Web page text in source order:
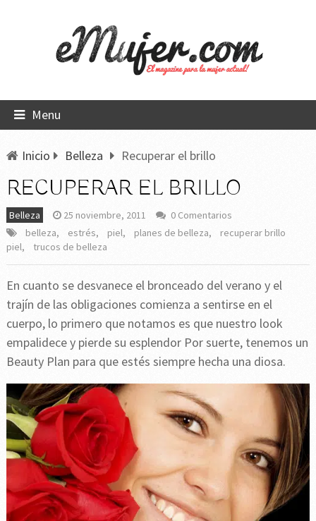
Menu
Inicio Belleza Recuperar el brillo
RECUPERAR EL BRILLO
Belleza 25 noviembre, 2011
0 Comentarios
belleza, estrés, piel, planes de belleza,
recuperar brillo
piel, trucos de belleza
En cuanto se desvanece el bronceado del verano y el
trajín de las obligaciones comienza a sentirse en el
cuerpo, lo primero que notamos es que nuestro look
empalidece y pierde su esplendor Por suerte, tenemos un
Beauty Plan para que estés siempre hecha una diosa.